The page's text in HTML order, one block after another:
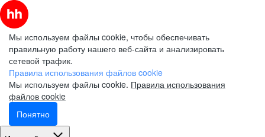
Мы используем файлы cookie, чтобы обеспечивать
правильную работу нашего веб-сайта и анализировать
сетевой трафик.
Правила использования файлов cookie
Мы используем файлы cookie. Правила использования
файлов cookie
Понятно